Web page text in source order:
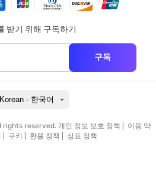
받기 위해 구독하기
구독
Korean - 한국어
rights reserved. 개인 정보 보호 정책
이용 약
쿠키 환불 정책 상표 정책